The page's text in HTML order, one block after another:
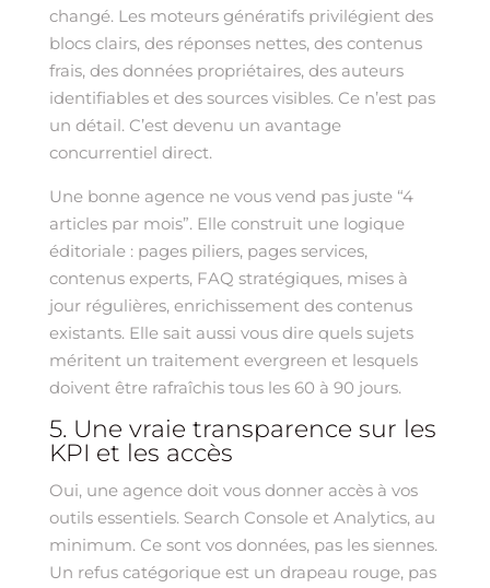
changé. Les moteurs génératifs privilégient des
blocs clairs, des réponses nettes, des contenus
frais, des données propriétaires, des auteurs
identifiables et des sources visibles. Ce n’est pas
un détail. C’est devenu un avantage
concurrentiel direct.
Une bonne agence ne vous vend pas juste “4
articles par mois”. Elle construit une logique
éditoriale : pages piliers, pages services,
contenus experts, FAQ stratégiques, mises à
jour régulières, enrichissement des contenus
existants. Elle sait aussi vous dire quels sujets
méritent un traitement evergreen et lesquels
doivent être rafraîchis tous les 60 à 90 jours.
5. Une vraie transparence sur les
KPI et les accès
Oui, une agence doit vous donner accès à vos
outils essentiels. Search Console et Analytics, au
minimum. Ce sont vos données, pas les siennes.
Un refus catégorique est un drapeau rouge, pas